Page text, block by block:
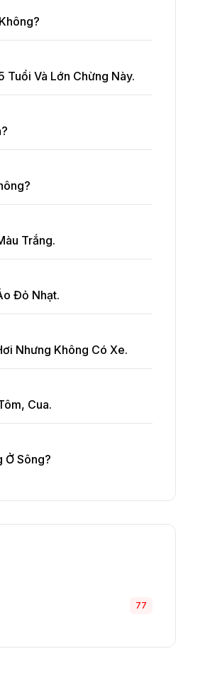
Tuổi Và Lớn Chừng Này.
Trắng.
Đỏ Nhạt.
Nhưng Không Có Xe.
Cua.
Ở Sông?
77